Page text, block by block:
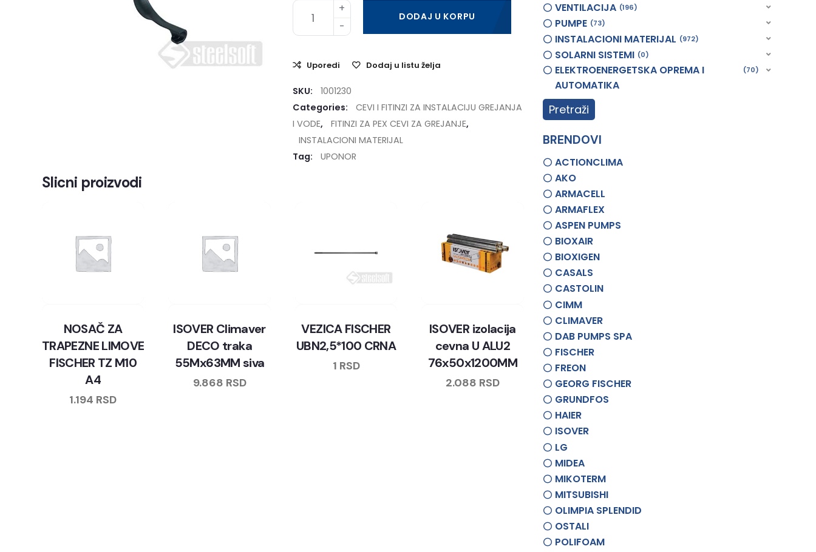
DODAJ U KORPU
Uporedi Dodaj u listu želja
SKU:
1001230
Categories:
CEVI I FITINZI ZA INSTALACIJU GREJANJA
I VODE, FITINZI ZA PEX CEVI ZA GREJANJE,
INSTALACIONI MATERIJAL
Tag:
UPONOR
Slicni proizvodi
NOSAČ ZA
TRAPEZNE LIMOVE
FISCHER TZ M10
A4
1.194 RSD
ISOVER Climaver
DECO traka
55Mx63MM siva
9.868 RSD
VEZICA FISCHER
UBN2,5*100 CRNA
1 RSD
ISOVER izolacija
cevna U ALU2
76x50x1200MM
2.088 RSD
VENTILACIJA 196
PUMPE 73
INSTALACIONI MATERIJAL 972
SOLARNI SISTEMI 0
ELEKTROENERGETSKA OPREMA I
AUTOMATIKA
70
Pretraži
BRENDOVI
ACTIONCLIMA
AKO
ARMACELL
ARMAFLEX
ASPEN PUMPS
BIOXAIR
BIOXIGEN
CASALS
CASTOLIN
CIMM
CLIMAVER
DAB PUMPS SPA
FISCHER
FREON
GEORG FISCHER
GRUNDFOS
HAIER
ISOVER
LG
MIDEA
MIKOTERM
MITSUBISHI
OLIMPIA SPLENDID
OSTALI
POLIFOAM